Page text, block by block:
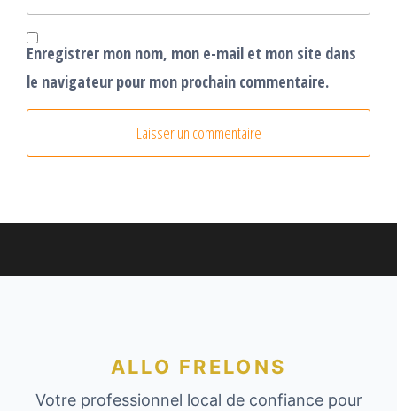
Enregistrer mon nom, mon e-mail et mon site dans
le navigateur pour mon prochain commentaire.
ALLO FRELONS
Votre professionnel local de confiance pour